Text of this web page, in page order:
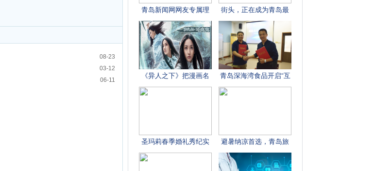
08-23
03-12
06-11